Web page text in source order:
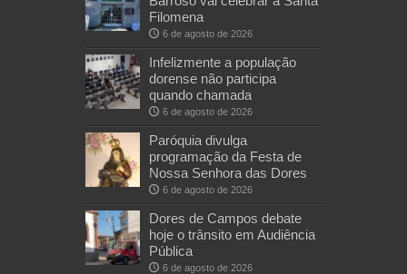
Filomena
6 de agosto de 2026
Infelizmente a população
dorense não participa
quando chamada
6 de agosto de 2026
Paróquia divulga
programação da Festa de
Nossa Senhora das Dores
6 de agosto de 2026
Dores de Campos debate
hoje o trânsito em Audiência
Pública
6 de agosto de 2026